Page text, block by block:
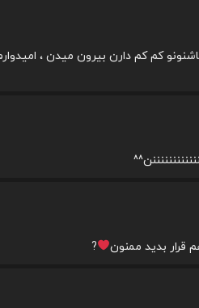
کم کم دارن بیرون میدن ،
?